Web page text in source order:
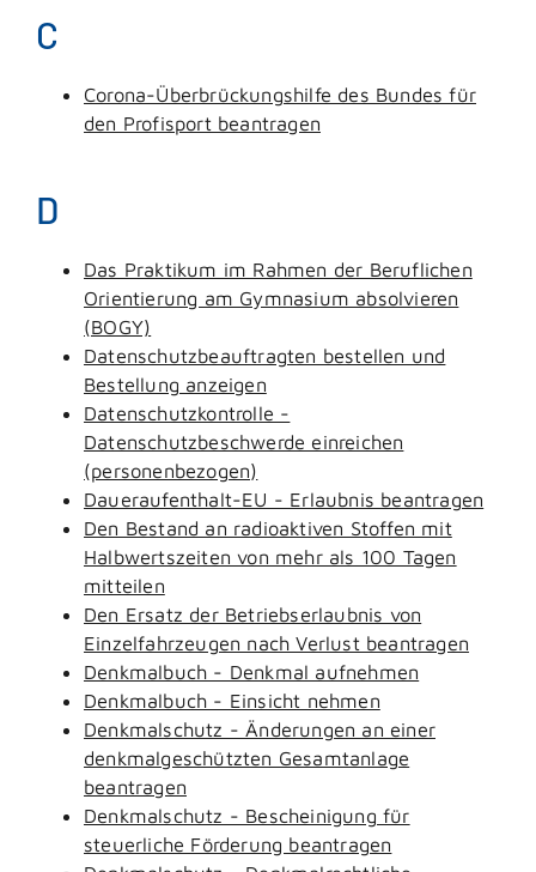
C
Corona-Überbrückungshilfe des Bundes für
den Profisport beantragen
D
Das Praktikum im Rahmen der Beruflichen
Orientierung am Gymnasium absolvieren
(BOGY)
Datenschutzbeauftragten bestellen und
Bestellung anzeigen
Datenschutzkontrolle -
Datenschutzbeschwerde einreichen
(personenbezogen)
Daueraufenthalt-EU - Erlaubnis beantragen
Den Bestand an radioaktiven Stoffen mit
Halbwertszeiten von mehr als 100 Tagen
mitteilen
Den Ersatz der Betriebserlaubnis von
Einzelfahrzeugen nach Verlust beantragen
Denkmalbuch - Denkmal aufnehmen
Denkmalbuch - Einsicht nehmen
Denkmalschutz - Änderungen an einer
denkmalgeschützten Gesamtanlage
beantragen
Denkmalschutz - Bescheinigung für
steuerliche Förderung beantragen